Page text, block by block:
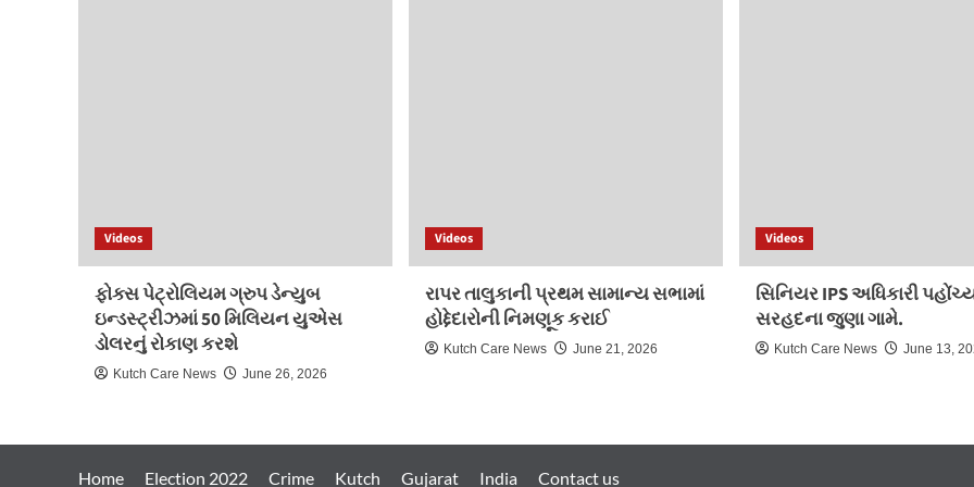
Videos
ફોક્સ પેટ્રોલિયમ ગ્રુપ ડેન્યુબ
ઇન્ડસ્ટ્રીઝમાં 50 મિલિયન યુએસ
ડોલરનું રોકાણ કરશે
Kutch Care News June 26, 2026
Videos
રાપર તાલુકાની પ્રથમ સામાન્ય સભામાં
હોદ્દેદારોની નિમણૂક કરાઈ
Kutch Care News June 21, 2026
Videos
સિનિયર IPS અધિકારી
સરહદના જુણા ગામે.
Kutch Care News June 13,
Home Election 2022 Crime Kutch Gujarat India Contact us